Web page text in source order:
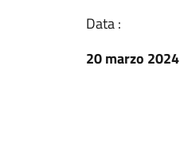
Data :
20 marzo 2024